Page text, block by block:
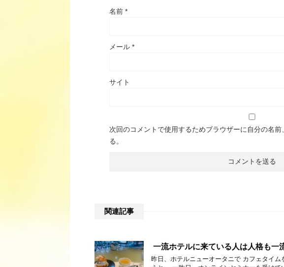
名前 *
メール *
サイト
次回のコメントで使用するためブラウザーに自分の名
る。
関連記事
一流ホテルに来ている人は人格も一
昨日、ホテルニューオータニで カフェタイ